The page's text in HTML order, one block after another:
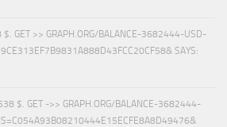
GET >> GRAPH.ORG/BALANCE-3682444-USD-
SAYS:
$. GET ->> GRAPH.ORG/BALANCE-3682444-